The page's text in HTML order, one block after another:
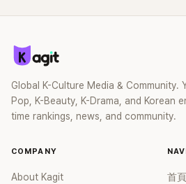
Global K-Culture Media & Community.
Pop, K-Beauty, K-Drama, and Korean
time rankings, news, and community.
COMPANY
About Kagit 首頁